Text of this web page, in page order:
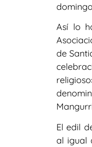
Así lo
de
El edil
al igual